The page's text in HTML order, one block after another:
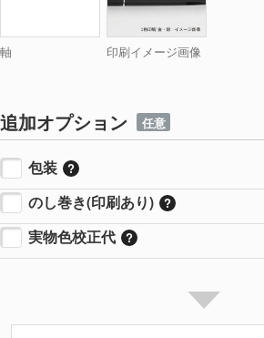
軸 印刷イメージ画像
追加オプション 任意
包装
のし巻き(印刷あり)
実物色校正代